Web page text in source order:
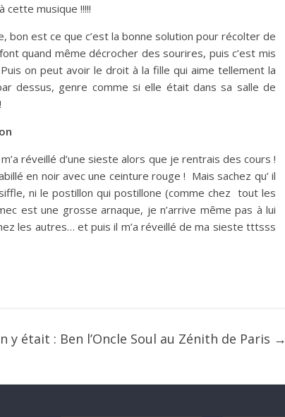
cette musique !!!!!
est ce que c’est la bonne solution pour récolter de
quand même décrocher des sourires, puis c’est mis
on peut avoir le droit à la fille qui aime tellement la
dessus, genre comme si elle était dans sa salle de
réveillé d’une sieste alors que je rentrais des cours !
en noir avec une ceinture rouge ! Mais sachez qu’ il
ni le postillon qui postillone (comme chez tout les
est une grosse arnaque, je n’arrive même pas à lui
les autres… et puis il m’a réveillé de ma sieste tttsss
y était : Ben l’Oncle Soul au Zénith de Paris →